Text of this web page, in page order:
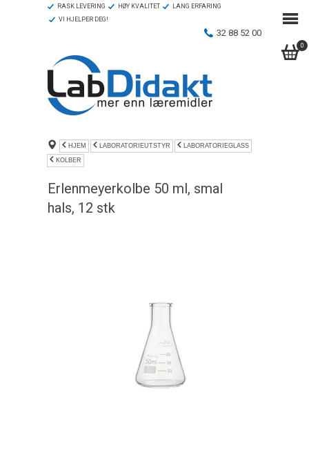
0
RASK LEVERING HØY KVALITET
LANG ERFARING
VI HJELPER DEG!
32 88 52 00
HJEM LABORATORIEUTSTYR LABORATORIEGLASS
KOLBER
Erlenmeyerkolbe 50 ml, smal
hals, 12 stk